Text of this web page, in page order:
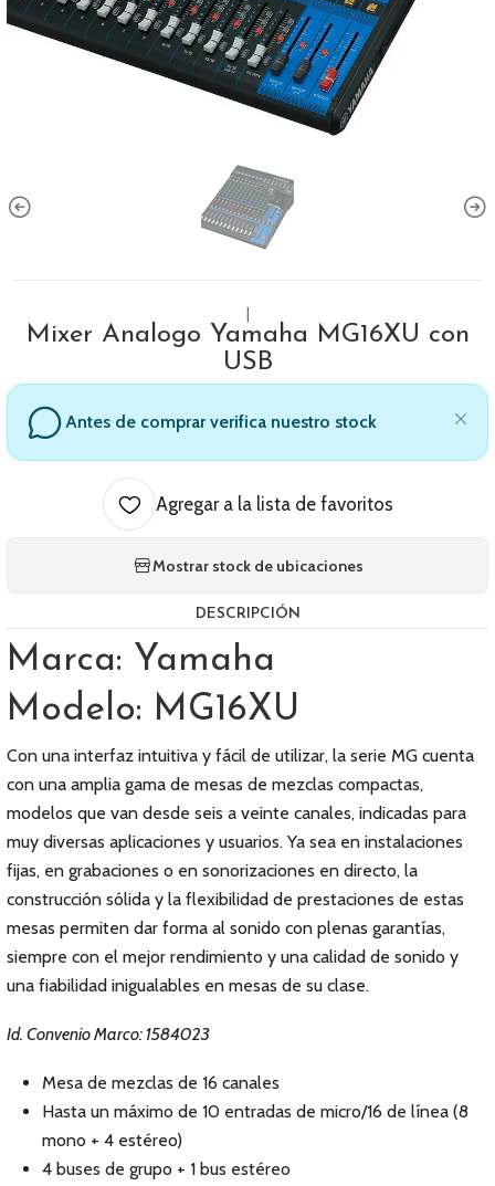
Mixer Analogo Yamaha MG16XU con
USB
Antes de comprar verifica nuestro stock
Agregar a la lista de favoritos
Mostrar stock de ubicaciones
DESCRIPCIÓN
Marca: Yamaha
Modelo: MG16XU
Con una interfaz intuitiva y fácil de utilizar, la serie MG cuenta
con una amplia gama de mesas de mezclas compactas,
modelos que van desde seis a veinte canales, indicadas para
muy diversas aplicaciones y usuarios. Ya sea en instalaciones
fijas, en grabaciones o en sonorizaciones en directo, la
construcción sólida y la flexibilidad de prestaciones de estas
mesas permiten dar forma al sonido con plenas garantías,
siempre con el mejor rendimiento y una calidad de sonido y
una fiabilidad inigualables en mesas de su clase.
Id. Convenio Marco: 1584023
Mesa de mezclas de 16 canales
Hasta un máximo de 10 entradas de micro/16 de línea (8
mono + 4 estéreo)
4 buses de grupo + 1 bus estéreo